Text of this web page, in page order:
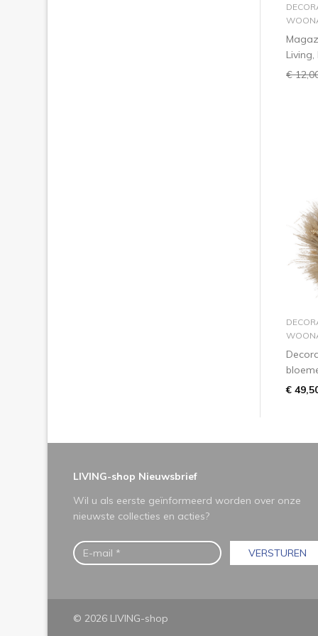
€
€
LIVING-shop Nieuwsbrief
Wil u als eerste geïnformeerd worden over onze
nieuwste collecties en acties?
VERSTUREN
© 2026 LIVING-shop